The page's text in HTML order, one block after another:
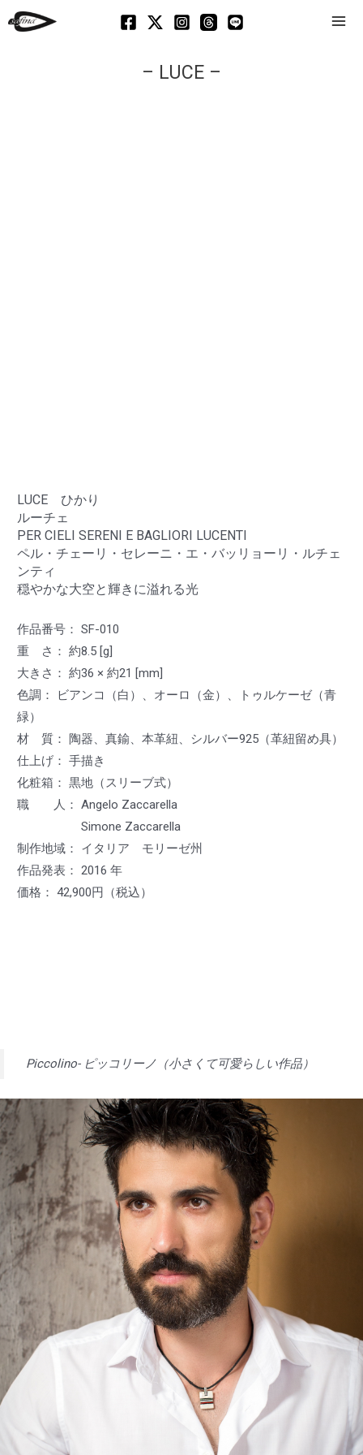
– LUCE –
LUCE ひかり
ルーチェ
PER CIELI SERENI E BAGLIORI LUCENTI
ペル・チェーリ・セレーニ・エ・バッリョーリ・ルチェ
ンティ
穏やかな大空と輝きに溢れる光
作品番号： SF-010
重 さ： 約8.5 [g]
大きさ： 約36 × 約21 [mm]
色調： ビアンコ（白）、オーロ（金）、トゥルケーゼ（青
緑）
材 質： 陶器、真鍮、本革紐、シルバー925（革紐留め具）
仕上げ： 手描き
化粧箱： 黒地（スリーブ式）
職 人： Angelo Zaccarella
Simone Zaccarella
制作地域： イタリア モリーゼ州
作品発表： 2016 年
価格： 42,900円（税込）
Piccolino- ピッコリーノ（小さくて可愛らしい作品）